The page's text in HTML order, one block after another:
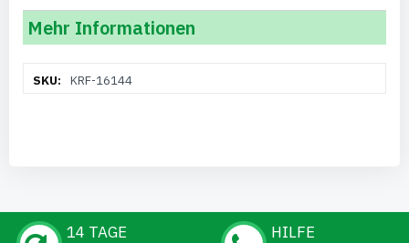
Mehr Informationen
InformationenKRF-16144
14 TAGE
HILFE